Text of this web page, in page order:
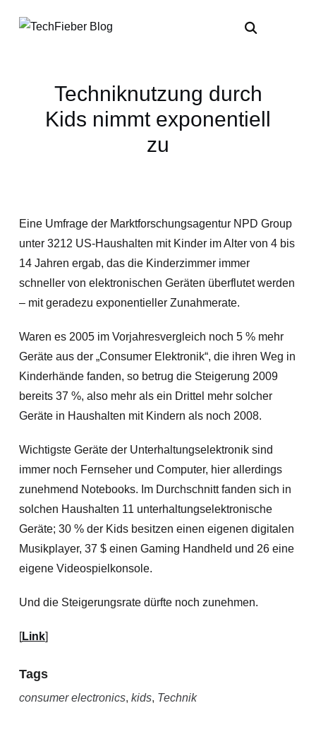
Techniknutzung durch
Kids nimmt exponentiell
zu
Eine Umfrage der Marktforschungsagentur NPD Group
unter 3212 US-Haushalten mit Kinder im Alter von 4 bis
14 Jahren ergab, das die Kinderzimmer immer
schneller von elektronischen Geräten überflutet werden
– mit geradezu exponentieller Zunahmerate.
Waren es 2005 im Vorjahresvergleich noch 5 % mehr
Geräte aus der „Consumer Elektronik“, die ihren Weg in
Kinderhände fanden, so betrug die Steigerung 2009
bereits 37 %, also mehr als ein Drittel mehr solcher
Geräte in Haushalten mit Kindern als noch 2008.
Wichtigste Geräte der Unterhaltungselektronik sind
immer noch Fernseher und Computer, hier allerdings
zunehmend Notebooks. Im Durchschnitt fanden sich in
solchen Haushalten 11 unterhaltungselektronische
Geräte; 30 % der Kids besitzen einen eigenen digitalen
Musikplayer, 37 $ einen Gaming Handheld und 26 eine
eigene Videospielkonsole.
Und die Steigerungsrate dürfte noch zunehmen.
[Link]
Tags
consumer electronics, kids, Technik